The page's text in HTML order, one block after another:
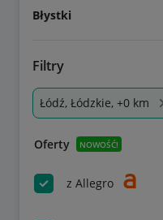
Błystki
Filtry
Łódź, Łódzkie, +0 km
Oferty NOWOŚĆ!
z Allegro